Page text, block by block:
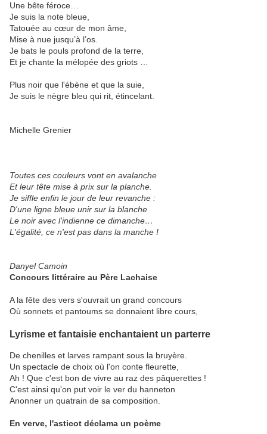
Une bête féroce…
Je suis la note bleue,
Tatouée au cœur de mon âme,
Mise à nue jusqu’à l’os.
Je bats le pouls profond de la terre,
Et je chante la mélopée des griots …
Plus noir que l'ébène et que la suie,
Je suis le nègre bleu qui rit, étincelant.
Michelle Grenier
Toutes ces couleurs vont en avalanche
Et leur tête mise à prix sur la planche.
Je siffle enfin le jour de leur revanche :
D'une ligne bleue unir sur la blanche
Le noir avec l'indienne ce dimanche…
L'égalité, ce n'est pas dans la manche !
Danyel Camoin
Concours littéraire au Père Lachaise
A la fête des vers s'ouvrait un grand concours
Où sonnets et pantoums se donnaient libre cours,
Lyrisme et fantaisie enchantaient un parterre
De chenilles et larves rampant sous la bruyère.
Un spectacle de choix où l'on conte fleurette,
Ah ! Que c'est bon de vivre au raz des pâquerettes !
C'est ainsi qu'on put voir le ver du hanneton
Anonner un quatrain de sa composition.
En verve, l'asticot déclama un poème